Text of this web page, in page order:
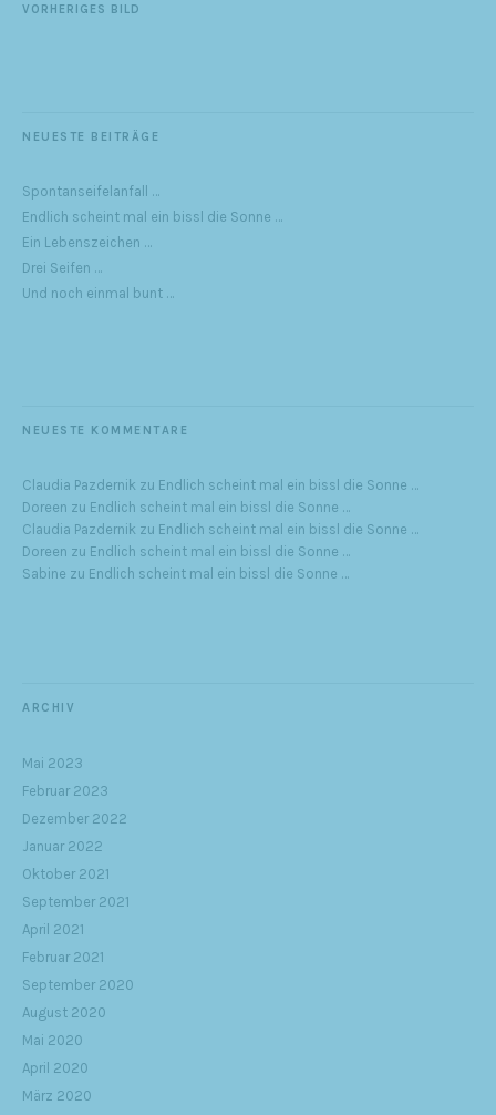
VORHERIGES BILD
NEUESTE BEITRÄGE
Spontanseifelanfall …
Endlich scheint mal ein bissl die Sonne …
Ein Lebenszeichen …
Drei Seifen …
Und noch einmal bunt …
NEUESTE KOMMENTARE
Claudia Pazdernik zu Endlich scheint mal ein bissl die Sonne …
Doreen zu Endlich scheint mal ein bissl die Sonne …
Claudia Pazdernik zu Endlich scheint mal ein bissl die Sonne …
Doreen zu Endlich scheint mal ein bissl die Sonne …
Sabine zu Endlich scheint mal ein bissl die Sonne …
ARCHIV
Mai 2023
Februar 2023
Dezember 2022
Januar 2022
Oktober 2021
September 2021
April 2021
Februar 2021
September 2020
August 2020
Mai 2020
April 2020
März 2020